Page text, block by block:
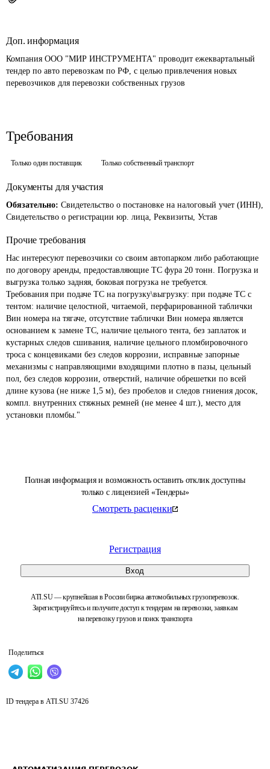
Полная информация и возможность оставить отклик доступны
только с лицензией «Тендеры»
Смотреть расценки
Регистрация
Вход
ATI.SU — крупнейшая в России биржа автомобильных грузоперевозок.
Зарегистрируйтесь и получите доступ к тендерам на перевозки, заявкам
на перевозку грузов и поиск транспорта
Поделиться
Доп. информация
Компания ООО "МИР ИНСТРУМЕНТА" проводит ежеквартальный
тендер по авто перевозкам по РФ, с целью привлечения новых
перевозчиков для перевозки собственных грузов
Требования
Только один поставщик Только собственный транспорт
Документы для участия
Обязательно: Свидетельство о постановке на налоговый учет (ИНН),
Свидетельство о регистрации юр. лица, Реквизиты, Устав
Прочие требования
Нас интересуют перевозчики со своим автопарком либо работающие
по договору аренды, предоставляющие ТС фура 20 тонн. Погрузка и
выгрузка только задняя, боковая погрузка не требуется.
Требования при подаче ТС на погрузку\выгрузку: при подаче ТС с
тентом: наличие целостной, читаемой, перфарированной таблички
Вин номера на тягаче, отсутствие таблички Вин номера является
основанием к замене ТС, наличие цельного тента, без заплаток и
кустарных следов сшивания, наличие цельного пломбировочного
троса с концевиками без следов коррозии, исправные запорные
механизмы с направляющими входящими плотно в пазы, цельный
пол, без следов коррозии, отверстий, наличие обрешетки по всей
длине кузова (не ниже 1,5 м), без пробелов и следов гниения досок,
компл. внутренних стяжных ремней (не менее 4 шт.), место для
ID тендера в ATI.SU 37426